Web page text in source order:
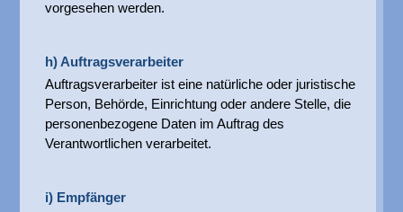
vorgesehen werden.
h) Auftragsverarbeiter
Auftragsverarbeiter ist eine natürliche oder juristische
Person, Behörde, Einrichtung oder andere Stelle, die
personenbezogene Daten im Auftrag des
Verantwortlichen verarbeitet.
i) Empfänger